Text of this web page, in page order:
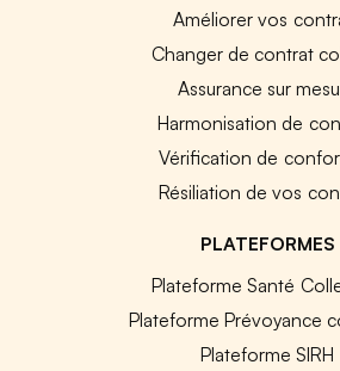
Améliorer vos
Changer de contrat
Assurance sur
Harmonisation de
Vérification de
Résiliation de vos
PLATEFORMES
Plateforme Santé
Plateforme Prévoyance
Plateforme SIRH